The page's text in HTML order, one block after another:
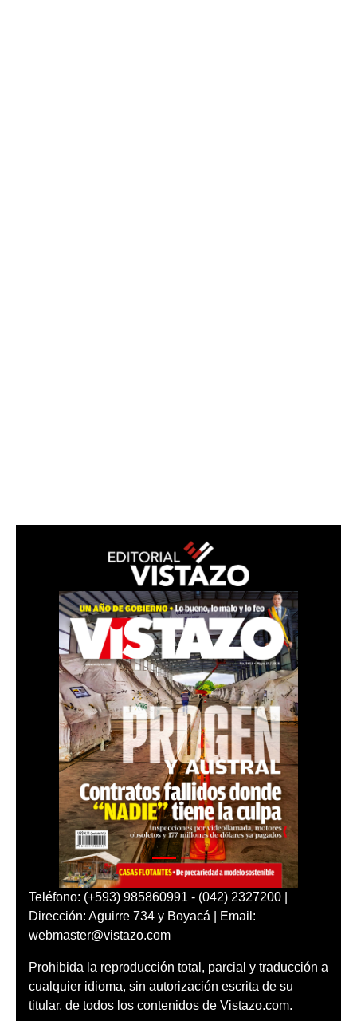
Teléfono: (+593) 985860991 - (042) 2327200 |
Dirección: Aguirre 734 y Boyacá | Email:
webmaster@vistazo.com
Prohibida la reproducción total, parcial y traducción a
cualquier idioma, sin autorización escrita de su
titular, de todos los contenidos de Vistazo.com.